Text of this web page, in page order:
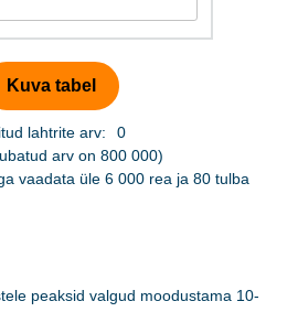
lahtrite arv:
0
arv on 800 000)
vaadata üle 6 000 rea ja 80 tulba
peaksid valgud moodustama 10-